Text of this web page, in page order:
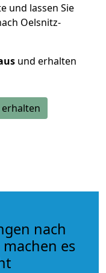
und lassen Sie
Oelsnitz-
und erhalten
nach
es